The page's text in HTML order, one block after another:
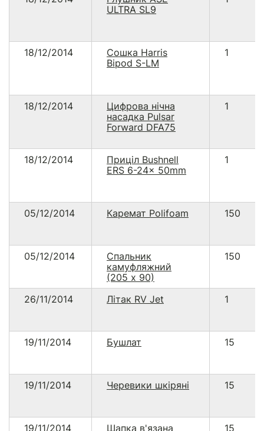
ULTRA SL9
18/12/2014
Сошка Harris
Bipod S-LM
1
18/12/2014
Цифрова нічна
насадка Pulsar
Forward DFA75
1
18/12/2014
Приціл Bushnell
ERS 6-24x 50mm
1
05/12/2014 Каремат Polifoam 150
05/12/2014
Спальник
камуфляжний
(205 х 90)
150
26/11/2014 Літак RV Jet 1
19/11/2014 Бушлат 15
19/11/2014 Черевики шкіряні 15
19/11/2014 Шапка в'язана 15